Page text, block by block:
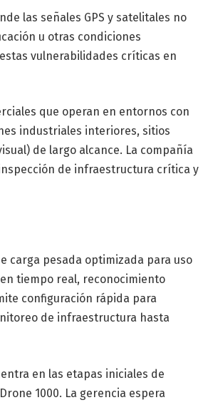
las señales GPS y satelitales no
u otras condiciones
vulnerabilidades críticas en
que operan en entornos con
industriales interiores, sitios
de largo alcance. La compañía
de infraestructura crítica y
carga pesada optimizada para uso
tiempo real, reconocimiento
configuración rápida para
de infraestructura hasta
en las etapas iniciales de
1000. La gerencia espera